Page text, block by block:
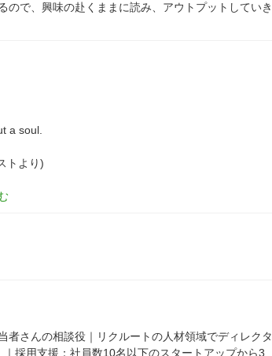
ので、興味の赴くままに読み、アウトプットしていき
a soul.
トより)
者さんの相談役｜リクルートの人材領域でディレクタ
採用支援：社員数10名以下のスタートアップから3